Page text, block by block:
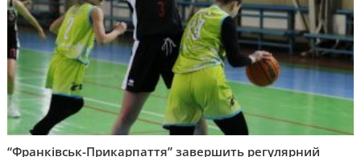
“Франківськ-Прикарпаття” завершить регулярний